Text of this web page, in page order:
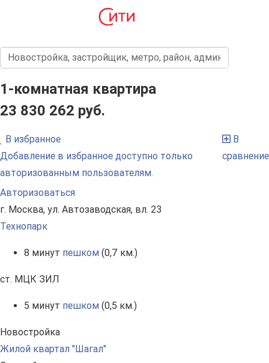
1-комнатная квартира
23 830 262 руб.
В избранное
Добавление в избранное доступно только
авторизованным пользователям.
Авторизоваться
В
сравнение
г. Москва, ул. Автозаводская, вл. 23
Технопарк
8 минут пешком (0,7 км.)
ст. МЦК ЗИЛ
5 минут пешком (0,5 км.)
Новостройка
Жилой квартал "Шагал"